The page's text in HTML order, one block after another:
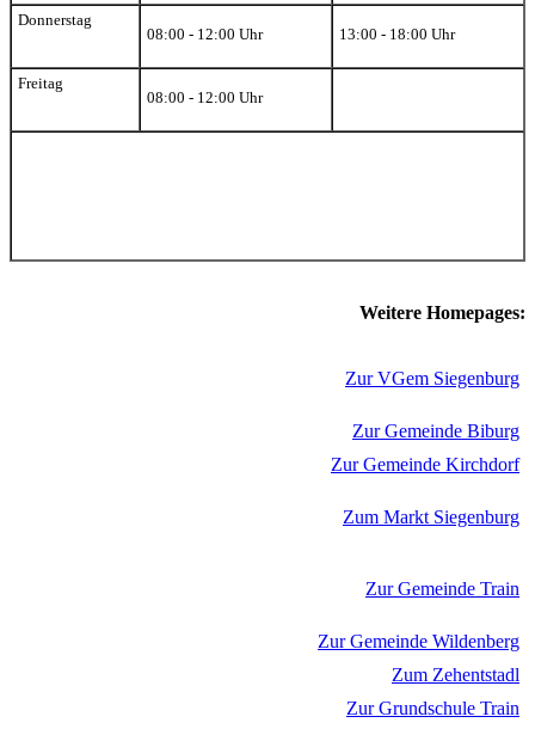
Donnerstag
08:00 - 12:00 Uhr
13:00 - 18:00 Uhr
Freitag
08:00 - 12:00 Uhr
Weitere Homepages:
Zur VGem Siegenburg
Zur Gemeinde Biburg
Zur Gemeinde Kirchdorf
Zum Markt Siegenburg
Zur Gemeinde Train
Zur Gemeinde Wildenberg
Zum Zehentstadl
Zur Grundschule Train